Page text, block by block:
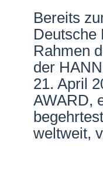
Bereits
Deutsche
Rahmen
der
21. April
AWARD,
weltweit,